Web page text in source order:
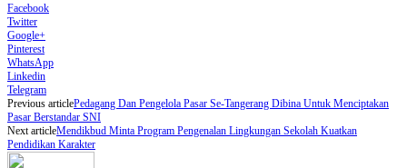
Facebook
Twitter
Google+
Pinterest
WhatsApp
Linkedin
Telegram
Previous articlePedagang Dan Pengelola Pasar Se-Tangerang Dibina Untuk Menciptakan
Pasar Berstandar SNI
Next articleMendikbud Minta Program Pengenalan Lingkungan Sekolah Kuatkan
Pendidikan Karakter